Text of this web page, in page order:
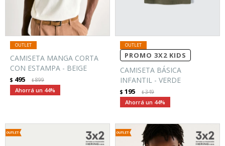
CAMISETA MANGA CORTA
CON ESTAMPA - BEIGE
$ 495 $899
44
PROMO 3X2 KIDS
CAMISETA BÁSICA
INFANTIL - VERDE
$ 195 $349
44